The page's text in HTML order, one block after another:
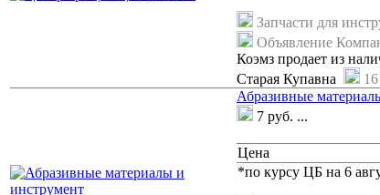
Запчасти для
Объявление
Коэмз продает из
Старая Купавна
Абразивные
7 руб. ...
Цена
*по курсу ЦБ на 6